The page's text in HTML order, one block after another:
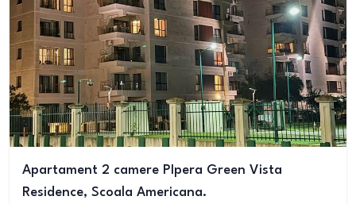
Apartament 2 camere PIpera Green Vista
Residence, Scoala Americana.